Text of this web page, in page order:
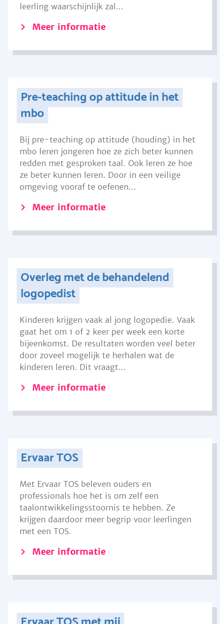
leerling waarschijnlijk zal...
Meer informatie
Pre-teaching op attitude in het
mbo
Bij pre-teaching op attitude (houding) in het
mbo leren jongeren hoe ze zich beter kunnen
redden met gesproken taal. Ook leren ze hoe
ze beter kunnen leren. Door in een veilige
omgeving vooraf te oefenen...
Meer informatie
Overleg met de behandelend
logopedist
Kinderen krijgen vaak al jong logopedie. Vaak
gaat het om 1 of 2 keer per week een korte
bijeenkomst. De resultaten worden veel beter
door zoveel mogelijk te herhalen wat de
kinderen leren. Dit vraagt...
Meer informatie
Ervaar TOS
Met Ervaar TOS beleven ouders en
professionals hoe het is om zelf een
taalontwikkelingsstoornis te hebben. Ze
krijgen daardoor meer begrip voor leerlingen
met een TOS.
Meer informatie